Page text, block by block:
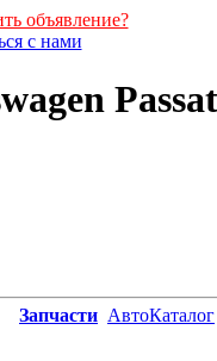
объявление?
с нами
Запчасти АвтоКаталог